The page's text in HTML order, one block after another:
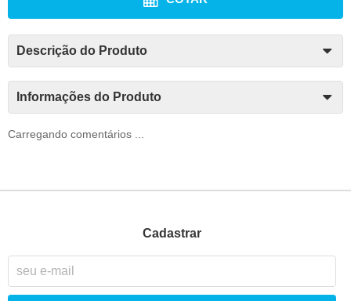
Descrição do Produto
Informações do Produto
Carregando comentários ...
Cadastrar